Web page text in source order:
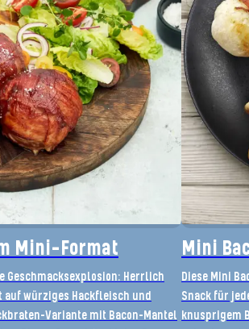
Mini-Format
Geschmacksexplosion: Herrlich
würziges Hackfleisch und
Variante mit Bacon-Mantel
Mini
Diese Mini
Snack für
knusprigem